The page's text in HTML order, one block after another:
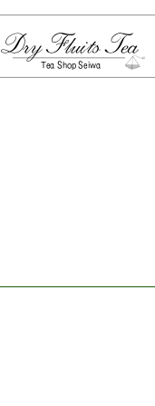
Tea Shop Seiwa
DryFluitsTea